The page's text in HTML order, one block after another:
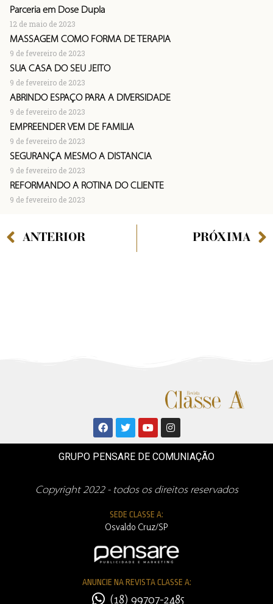
Parceria em Dose Dupla
12 de maio de 2023
MASSAGEM COMO FORMA DE TERAPIA
9 de fevereiro de 2023
SUA CASA DO SEU JEITO
9 de fevereiro de 2023
ABRINDO ESPAÇO PARA A DIVERSIDADE
9 de fevereiro de 2023
EMPREENDER VEM DE FAMÍLIA
9 de fevereiro de 2023
SEGURANÇA MESMO À DISTÂNCIA
9 de fevereiro de 2023
REFORMANDO A ROTINA DO CLIENTE
9 de fevereiro de 2023
ANTERIOR PRÓXIMA
GRUPO PENSARE DE COMUNIAÇÃO
Copyright 2022 - todos os direitos reservados
SEDE CLASSE A:
Osvaldo Cruz/SP
ANUNCIE NA REVISTA CLASSE A:
(18) 99707-2485